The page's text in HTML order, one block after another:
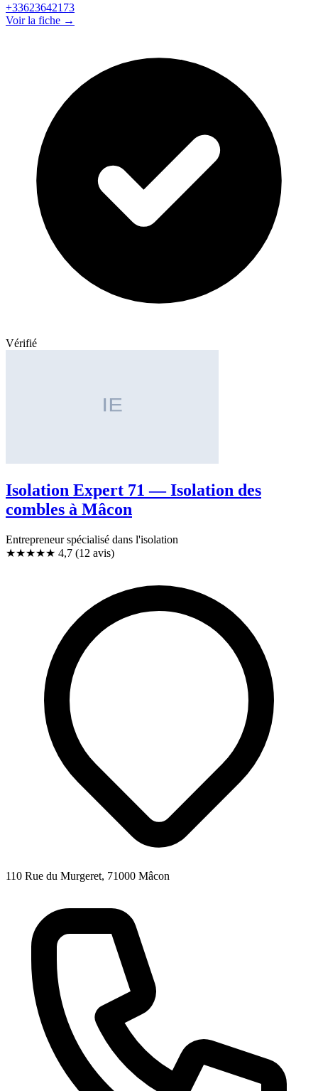
+33623642173
Voir la fiche →
Vérifié
Isolation Expert 71 — Isolation des
combles à Mâcon
Entrepreneur spécialisé dans l'isolation
★★★★★ 4,7 (12 avis)
110 Rue du Murgeret, 71000 Mâcon